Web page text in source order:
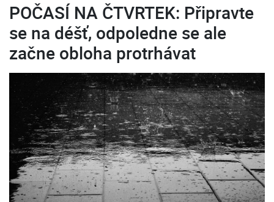
POČASÍ NA ČTVRTEK: Připravte
se na déšť, odpoledne se ale
začne obloha protrhávat